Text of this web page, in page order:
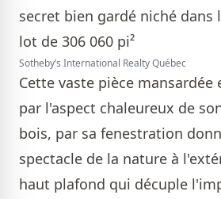
Sotheby’s International Realty Québec
Cette vaste pièce mansardée
par l'aspect chaleureux de
bois, par sa fenestration
spectacle de la nature à
haut plafond qui décuple